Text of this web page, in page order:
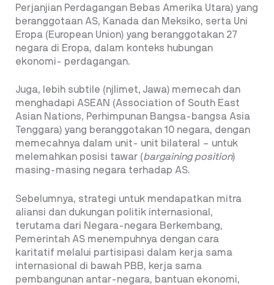
Perjanjian Perdagangan Bebas Amerika Utara) yang
beranggotaan AS, Kanada dan Meksiko, serta Uni
Eropa (European Union) yang beranggotakan 27
negara di Eropa, dalam konteks hubungan
ekonomi- perdagangan.
Juga, lebih subtile (njlimet, Jawa) memecah dan
menghadapi ASEAN (Association of South East
Asian Nations, Perhimpunan Bangsa-bangsa Asia
Tenggara) yang beranggotakan 10 negara, dengan
memecahnya dalam unit- unit bilateral – untuk
melemahkan posisi tawar (bargaining position)
masing-masing negara terhadap AS.
Sebelumnya, strategi untuk mendapatkan mitra
aliansi dan dukungan politik internasional,
terutama dari Negara-negara Berkembang,
Pemerintah AS menempuhnya dengan cara
karitatif melalui partisipasi dalam kerja sama
internasional di bawah PBB, kerja sama
pembangunan antar-negara, bantuan ekonomi,